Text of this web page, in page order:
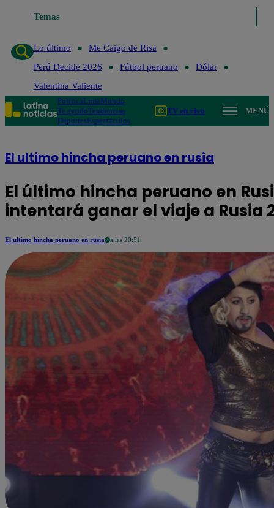
Temas
de Risa Perú Decide 2026
Lo último
Me Caigo de Risa
Perú Decide 2026
Fútbol peruano
Dólar
Valentina Valiente
PolíticaLimaMundo
Te ayudoTendencias
DeportesEspectáculos
TV en vivo MENÚ
El ultimo hincha peruano en rusia
El último hincha peruano en
intentará ganar el viaje a Rusia
El ultimo hincha peruano en rusia a las 20:51